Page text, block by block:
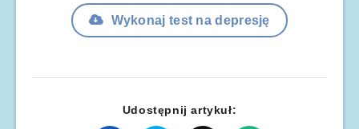
Wykonaj test na depresję
Udostępnij artykuł: